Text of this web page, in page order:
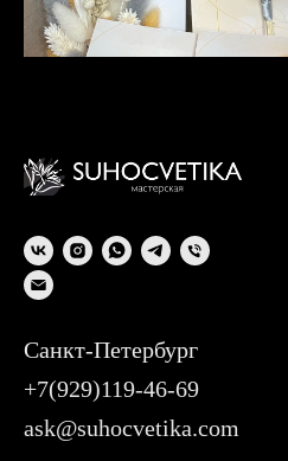
Санкт-Петербург
+7(929)119-46-69
ask@suhocvetika.com